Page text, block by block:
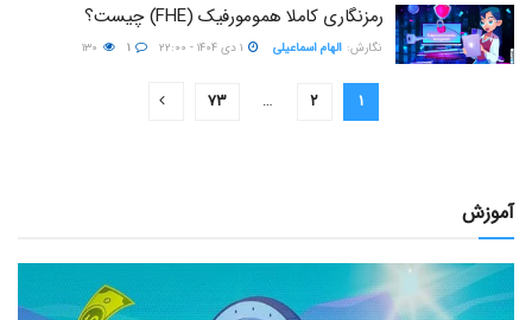
رمزنگاری کاملا همومورفیک (FHE) چیست؟
نگارش:‌ الهام اسماعیلی ۱
۱ ۲ … ۷۳
آموزش